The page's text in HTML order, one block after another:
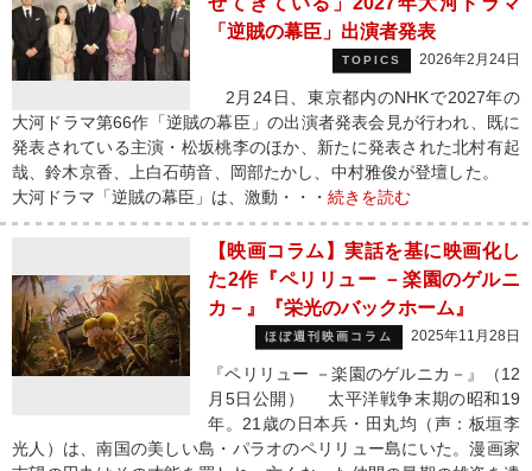
「逆賊の幕臣」出演者発表
TOPICS 2026年2月24日
2月24日、東京都内のNHKで2027年の
大河ドラマ第66作「逆賊の幕臣」の出演者発表会見が行われ、既に
発表されている主演・松坂桃李のほか、新たに発表された北村有起
哉、鈴木京香、上白石萌音、岡部たかし、中村雅俊が登壇した。
大河ドラマ「逆賊の幕臣」は、激動・・・ 続きを読む
【映画コラム】実話を基に映画化し
た2作『ペリリュー －楽園のゲルニ
カ－』『栄光のバックホーム』
ほぼ週刊映画コラム 2025年11月28日
『ペリリュー －楽園のゲルニカ－』（12
月5日公開） 太平洋戦争末期の昭和19
年。21歳の日本兵・田丸均（声：板垣李
光人）は、南国の美しい島・パラオのペリリュー島にいた。漫画家